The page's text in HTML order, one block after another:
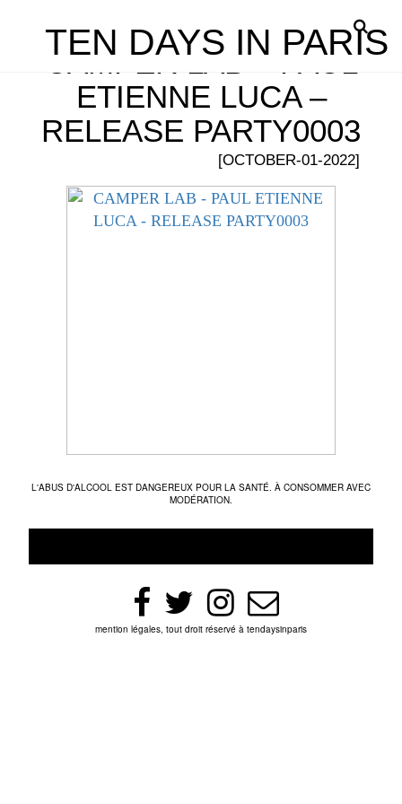
TEN DAYS IN PARIS
CAMPER LAB – PAUL
ETIENNE LUCA –
RELEASE PARTY0003
[OCTOBER-01-2022]
L'ABUS D'ALCOOL EST DANGEREUX POUR LA SANTÉ. À CONSOMMER AVEC
MODÉRATION.
mention légales, tout droit réservé à tendaysinparis